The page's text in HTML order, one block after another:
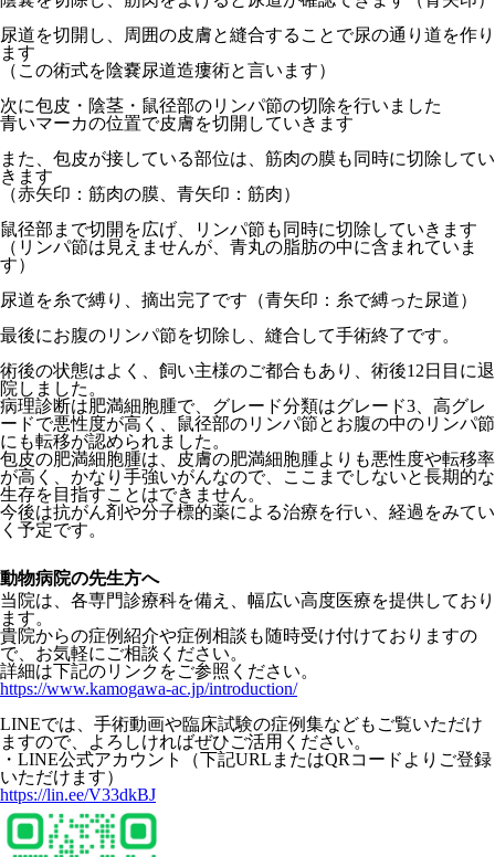
尿道を切開し、周囲の皮膚と縫合することで尿の通り道を作り
ます
（この術式を陰嚢尿道造瘻術と言います）
次に包皮・陰茎・鼠径部のリンパ節の切除を行いました
青いマーカの位置で皮膚を切開していきます
また、包皮が接している部位は、筋肉の膜も同時に切除してい
きます
（赤矢印：筋肉の膜、青矢印：筋肉）
鼠径部まで切開を広げ、リンパ節も同時に切除していきます
（リンパ節は見えませんが、青丸の脂肪の中に含まれていま
す）
尿道を糸で縛り、摘出完了です（青矢印：糸で縛った尿道）
最後にお腹のリンパ節を切除し、縫合して手術終了です。
術後の状態はよく、飼い主様のご都合もあり、術後12日目に退
院しました。
病理診断は肥満細胞腫で、グレード分類はグレード3、高グレ
ードで悪性度が高く、鼠径部のリンパ節とお腹の中のリンパ節
にも転移が認められました。
包皮の肥満細胞腫は、皮膚の肥満細胞腫よりも悪性度や転移率
が高く、かなり手強いがんなので、ここまでしないと長期的な
生存を目指すことはできません。
今後は抗がん剤や分子標的薬による治療を行い、経過をみてい
く予定です。
動物病院の先生方へ
当院は、各専門診療科を備え、幅広い高度医療を提供しており
ます。
貴院からの症例紹介や症例相談も随時受け付けておりますの
で、お気軽にご相談ください。
詳細は下記のリンクをご参照ください。
https://www.kamogawa-ac.jp/introduction/
LINEでは、 手術動画や臨床試験の症例集などもご覧いただけ
ますので、
よろしければぜひご活用ください。
・LINE公式アカウント（下記URLまたはQRコードよりご登録
いただけます）
https://lin.ee/V33dkBJ